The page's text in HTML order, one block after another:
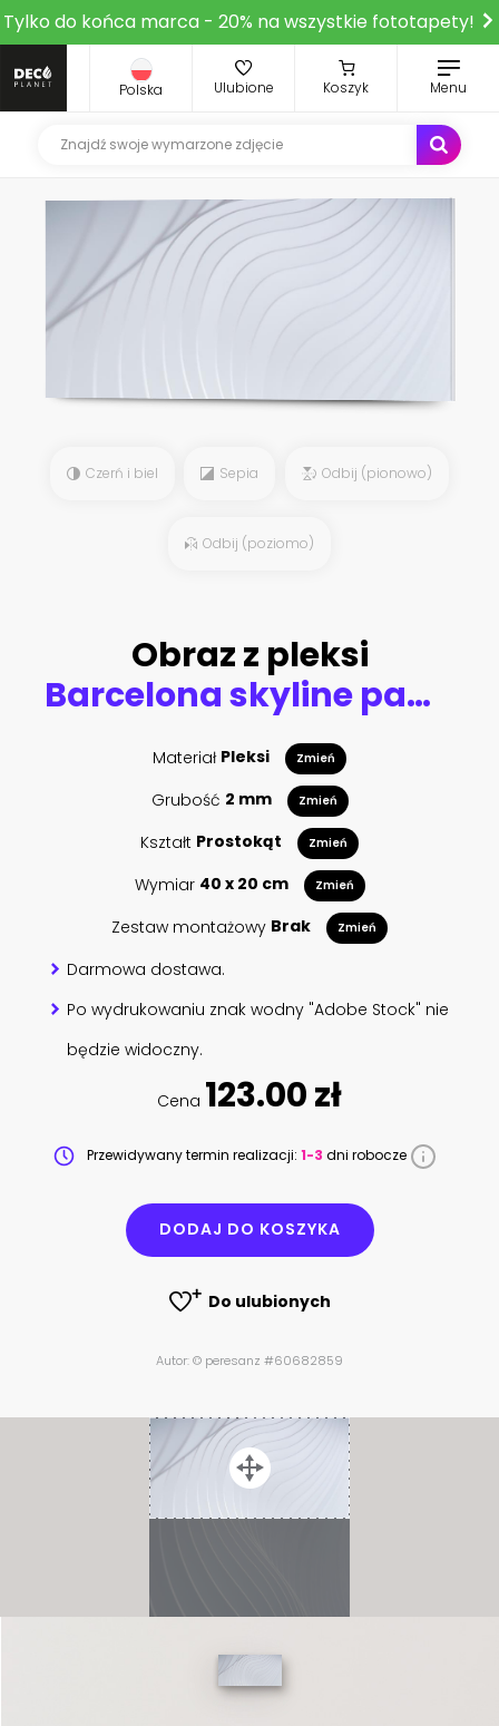
Tylko do końca marca - 20% na wszystkie fototapety!
Polska Ulubione Koszyk Menu
Czerń i biel Sepia Odbij (pionowo)
Odbij (poziomo)
Obraz z pleksi
Barcelona skyline panorama at the Blue Hour
Materiał Pleksi Zmień
Grubość 2 mm Zmień
Kształt Prostokąt Zmień
Wymiar 40 x 20 cm Zmień
Zestaw montażowy Brak Zmień
Darmowa dostawa.
Po wydrukowaniu znak wodny "Adobe Stock" nie
będzie widoczny.
Cena 123.00 zł
Przewidywany termin realizacji: 1-3 dni robocze
DODAJ DO KOSZYKA
Do ulubionych
Autor: © peresanz #60682859